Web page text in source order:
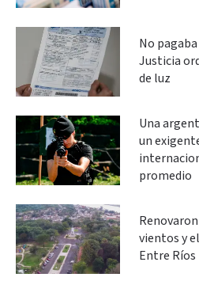
No
Justicia
de luz
Una
un
promedio
vientos y
Entre Ríos